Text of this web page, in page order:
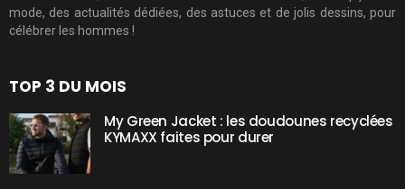
mode, des actualités dédiées, des astuces et de jolis dessins, pour
célébrer les hommes !
TOP 3 DU MOIS
My Green Jacket : les doudounes recyclées
KYMAXX faites pour durer